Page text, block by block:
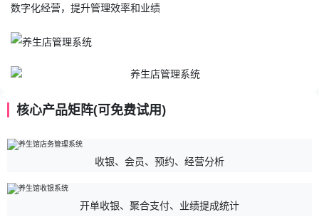
数字化经营，提升管理效率和业绩
核心产品矩阵(可免费试用)
收银、会员、预约、经营分析
开单收银、聚合支付、业绩提成统计